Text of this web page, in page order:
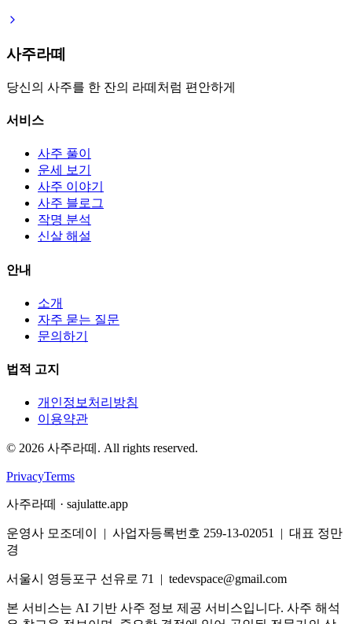
사주라떼
당신의 사주를 한 잔의 라떼처럼 편안하게
서비스
사주 풀이
운세 보기
사주 이야기
사주 블로그
작명 분석
신살 해설
안내
소개
자주 묻는 질문
문의하기
법적 고지
개인정보처리방침
이용약관
© 2026 사주라떼. All rights reserved.
PrivacyTerms
사주라떼 · sajulatte.app
운영사 모조데이 | 사업자등록번호 259-13-02051 | 대표 정만
경
서울시 영등포구 선유로 71 | tedevspace@gmail.com
본 서비스는 AI 기반 사주 정보 제공 서비스입니다. 사주 해석